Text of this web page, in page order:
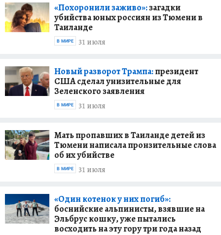
«Похоронили заживо»:загадки
убийства юных россиян из Тюмени в
Таиланде
31 июля
В МИРЕ
Новый разворот Трампа:президент
США сделал унизительные для
Зеленского заявления
31 июля
В МИРЕ
Мать пропавших в Таиланде детей из
Тюмени написала пронзительные слова
об их убийстве
31 июля
В МИРЕ
«Один котенок у них погиб»:
боснийские альпинисты, взявшие на
Эльбрус кошку, уже пытались
восходить на эту гору три года назад